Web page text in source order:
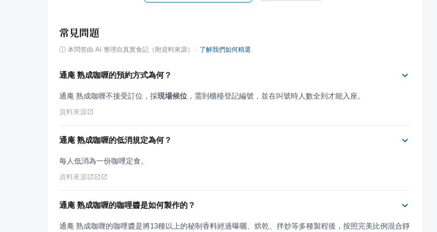
常見問題
ⓘ 本問答由 AI 整理自真實食記（附資料來源） · 了解我們如何精選
通庵 熟成咖喱的預約方式為何？
通庵 熟成咖喱不接受訂位，採現場候位 ，需到櫃檯登記編號，並在叫號時人數全到才能入座。
資料來源
通庵 熟成咖喱的低消規定為何？
每人低消為一份咖哩定食。
資料來源
通庵 熟成咖喱的咖哩醬是如何製作的？
通庵 熟成咖喱的咖哩醬是將13種以上的秘制香料經過曝曬、烘乾、拌炒等多種製程後，按照完美比例混合靜